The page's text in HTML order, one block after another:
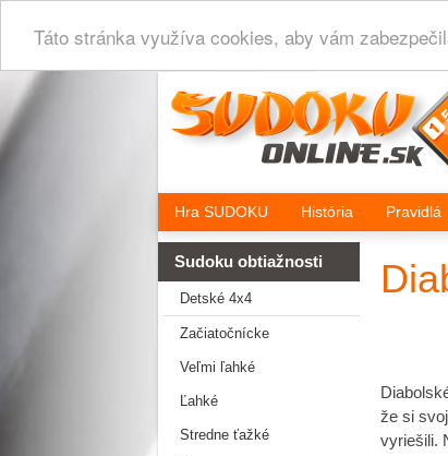
Táto stránka využíva cookies, aby vám
Hra SUDOKU História Pravidlá
Sudoku obtiažnosti
Detské 4x4
Začiatočnícke
Veľmi ľahké
Ľahké
Stredne ťažké
že si
vyriešili.